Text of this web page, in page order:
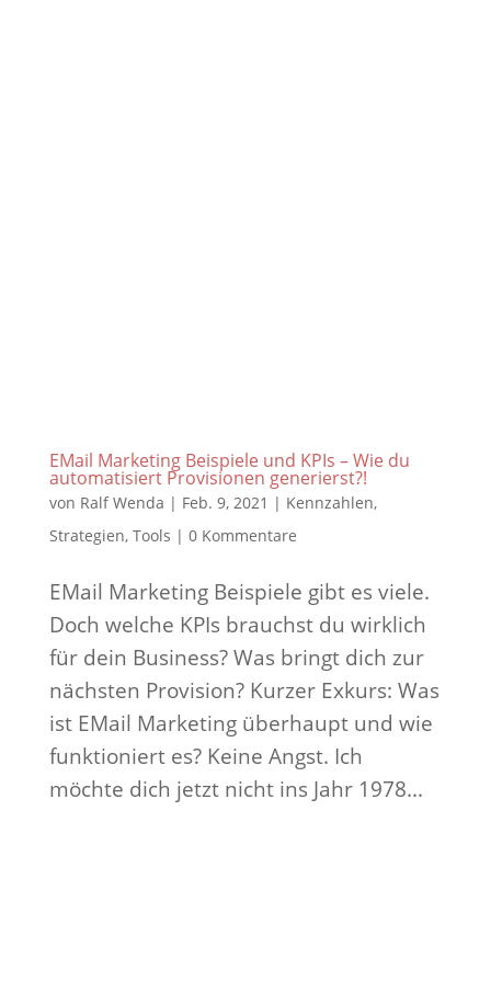
EMail Marketing Beispiele und KPIs – Wie du
automatisiert Provisionen generierst?!
von Ralf Wenda | Feb. 9, 2021 | Kennzahlen,
Strategien, Tools | 0 Kommentare
EMail Marketing Beispiele gibt es viele.
Doch welche KPIs brauchst du wirklich
für dein Business? Was bringt dich zur
nächsten Provision? Kurzer Exkurs: Was
ist EMail Marketing überhaupt und wie
funktioniert es? Keine Angst. Ich
möchte dich jetzt nicht ins Jahr 1978...